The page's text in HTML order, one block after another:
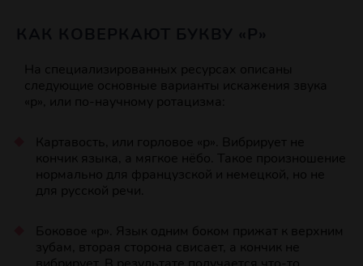
На специализированных ресурсах описаны
следующие основные варианты искажения звука
«р», или по‑научному ротацизма:
Картавость, или горловое «р». Вибрирует не
кончик языка, а мягкое нёбо. Такое произношение
нормально для французской и немецкой, но не
для русской речи.
Боковое «р». Язык одним боком прижат к верхним
зубам, вторая сторона свисает, а кончик не